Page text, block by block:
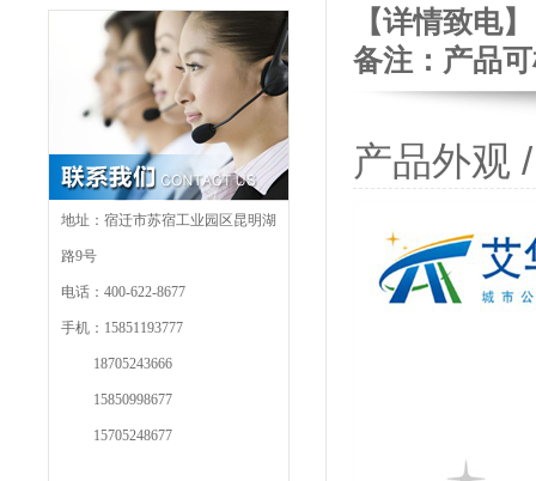
地址：宿迁市苏宿工业园区昆明湖
路9号
电话：400-622-8677
手机：15851193777
18705243666
15850998677
15705248677
【详情致电】
备注：产品
产品外观